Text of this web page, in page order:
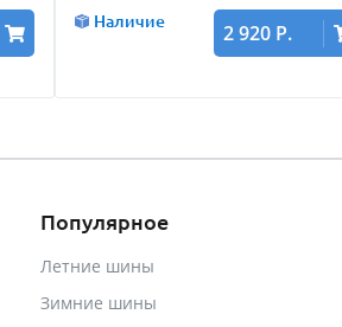
Наличие 2 920 Р.
Популярное
Летние шины
Зимние шины